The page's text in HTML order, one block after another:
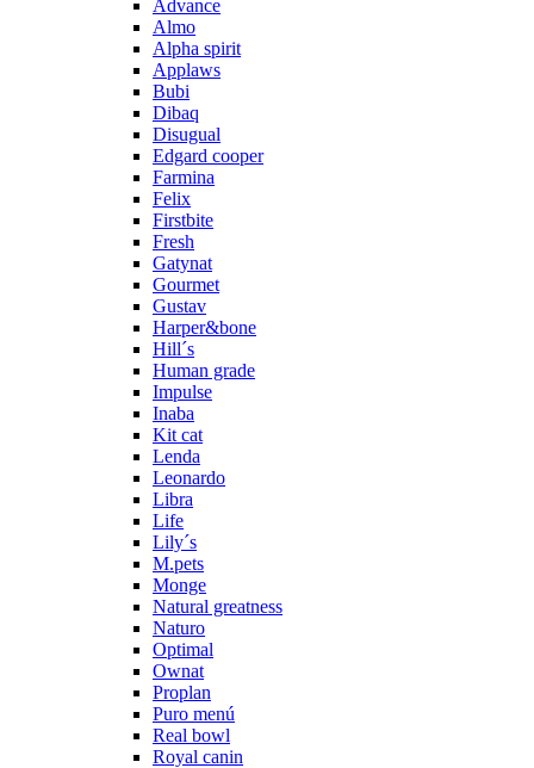
Advance
Almo
Alpha spirit
Applaws
Bubi
Dibaq
Disugual
Edgard cooper
Farmina
Felix
Firstbite
Fresh
Gatynat
Gourmet
Gustav
Harper&bone
Hill´s
Human grade
Impulse
Inaba
Kit cat
Lenda
Leonardo
Libra
Life
Lily´s
M.pets
Monge
Natural greatness
Naturo
Optimal
Ownat
Proplan
Puro menú
Real bowl
Royal canin